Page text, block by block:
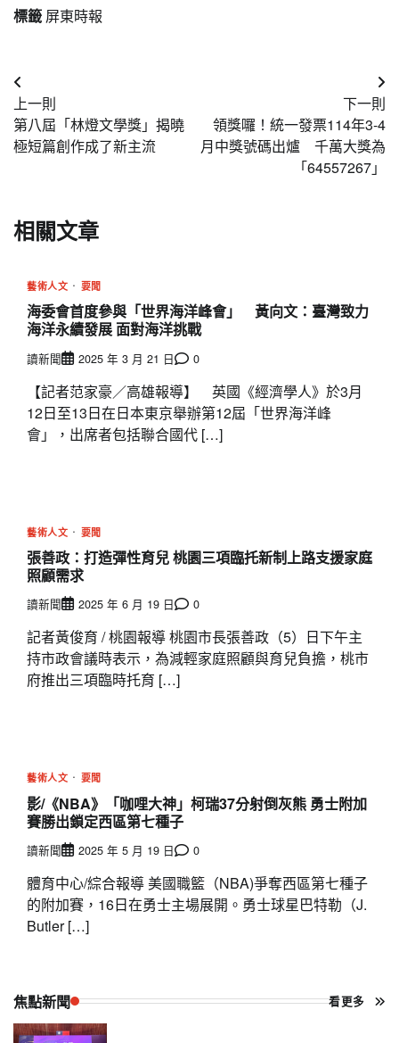
標籤 屏東時報
文
章
導
上一則
第八屆「林燈文學獎」揭曉
極短篇創作成了新主流
下一則
領獎囉！統一發票114年3-4
月中獎號碼出爐 千萬大獎為
「64557267」
相關文章
藝術人文 要聞
海委會首度參與「世界海洋峰會」 黃向文：臺灣致力
海洋永續發展 面對海洋挑戰
讀新聞 2025 年 3 月 21 日 0
【記者范家豪／高雄報導】 英國《經濟學人》於3月
12日至13日在日本東京舉辦第12屆「世界海洋峰
會」，出席者包括聯合國代 […]
藝術人文 要聞
張善政：打造彈性育兒 桃園三項臨托新制上路支援家庭
照顧需求
讀新聞 2025 年 6 月 19 日 0
記者黃俊育 / 桃園報導 桃園市長張善政（5）日下午主
持市政會議時表示，為減輕家庭照顧與育兒負擔，桃市
府推出三項臨時托育 […]
藝術人文 要聞
影/《NBA》「咖哩大神」柯瑞37分射倒灰熊 勇士附加
賽勝出鎖定西區第七種子
讀新聞 2025 年 5 月 19 日 0
體育中心/綜合報導 美國職籃（NBA)爭奪西區第七種子
的附加賽，16日在勇士主場展開。勇士球星巴特勒（J.
Butler […]
焦點新聞 看更多